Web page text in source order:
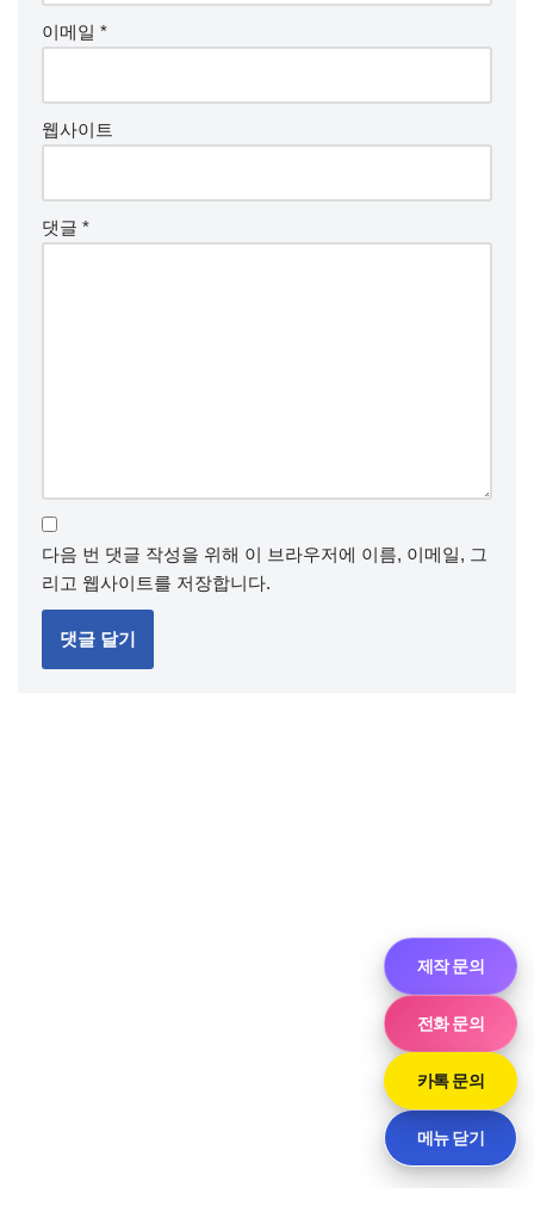
제작 문의
전화 문의
카톡 문의
메뉴 닫기
이메일 *
웹사이트
댓글 *
다음 번 댓글 작성을 위해 이 브라우저에 이름, 이메일, 그
리고 웹사이트를 저장합니다.